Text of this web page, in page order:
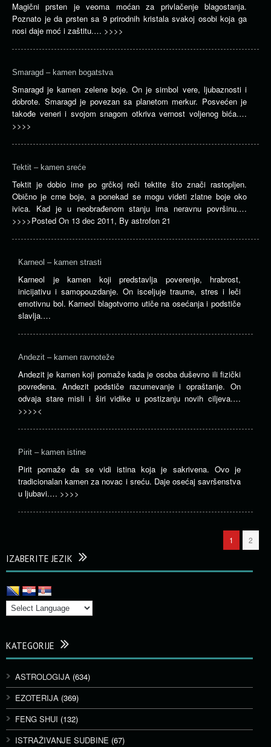
Magični prsten je veoma moćan za privlačenje blagostanja.
Poznato je da prsten sa 9 prirodnih kristala svakoj osobi koja ga
nosi daje moć i zaštitu.… >>>>
Smaragd – kamen bogatstva
Smaragd je kamen zelene boje. On je simbol vere, ljubaznosti i
dobrote. Smaragd je povezan sa planetom merkur. Posvećen je
takođe veneri i svojom snagom otkriva vernost voljenog bića.…
>>>>
Tektit – kamen sreće
Tektit je dobio ime po grčkoj reči tektite što znači rastopljen.
Obično je crne boje, a ponekad se mogu videti zlatne boje oko
ivica. Kad je u neobrađenom stanju ima neravnu površinu.…
>>>>Posted On 13 dec 2011, By astrofon 21
Karneol – kamen strasti
Karneol je kamen koji predstavlja poverenje, hrabrost,
inicijativu i samopouzdanje. On isceljuje traume, stres i leči
emotivnu bol. Karneol blagotvorno utiče na osećanja i podstiče
slavlja.…
Andezit – kamen ravnoteže
Andezit je kamen koji pomaže kada je osoba duševno ili fizički
povređena. Andezit podstiče razumevanje i opraštanje. On
odvaja stare misli i širi vidike u postizanju novih ciljeva.…
>>>><
Pirit – kamen istine
Pirit pomaže da se vidi istina koja je sakrivena. Ovo je
tradicionalan kamen za novac i sreću. Daje osećaj savršenstva
u ljubavi.… >>>>
1 2
IZABERITE JEZIK
KATEGORIJE
ASTROLOGIJA (634)
EZOTERIJA (369)
FENG SHUI (132)
ISTRAŽIVANJE SUDBINE (67)